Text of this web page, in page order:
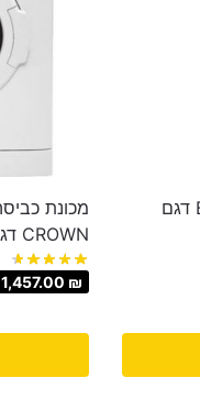
מכונת כביסה 8 ק"ג Bosch דגם
CROWN דגם CR810
1,457.00 ₪